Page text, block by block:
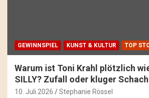
GEWINNSPIEL KUNST & KULTUR TOP
Warum ist Toni Krahl plötzlich
SILLY? Zufall oder kluger
10. Juli 2026 Stephanie Rössel